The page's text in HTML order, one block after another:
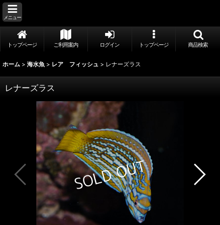
メニュー
トップページ ご利用案内 ログイン トップページ 商品検索
ホーム > 海水魚 > レア フィッシュ > レナーズラス
レナーズラス